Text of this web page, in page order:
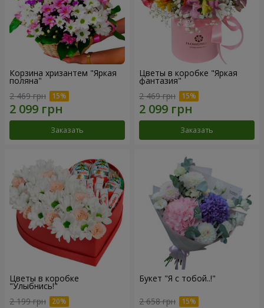
Корзина хризантем "Яркая
поляна"
2 469 грн
Заказать
Цветы в коробке "Яркая
фантазия"
2 469 грн
Заказать
Цветы в коробке
"Улыбнись!"
2 199 грн
Букет "Я с тобой..!"
2 658 грн